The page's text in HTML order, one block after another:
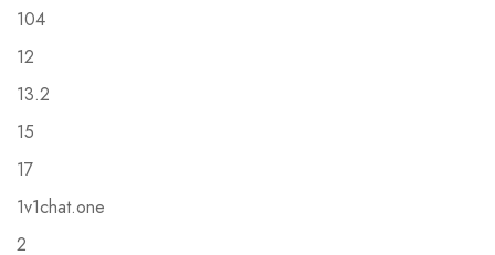
104
12
13.2
15
17
1v1chat.one
2